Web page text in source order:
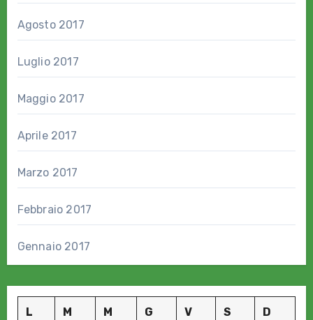
Agosto 2017
Luglio 2017
Maggio 2017
Aprile 2017
Marzo 2017
Febbraio 2017
Gennaio 2017
L M M G V S D